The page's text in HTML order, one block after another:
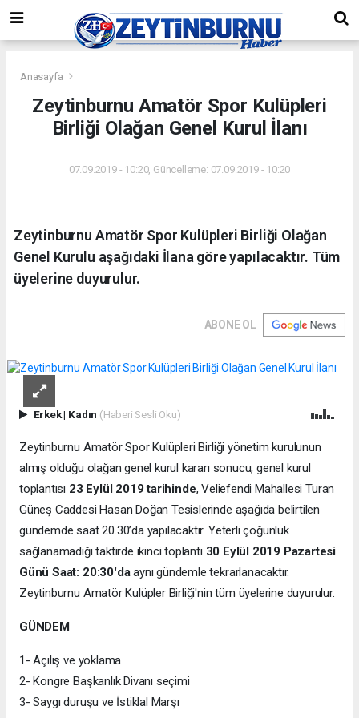
Anasayfa
Zeytinburnu Amatör Spor Kulüpleri
Birliği Olağan Genel Kurul İlanı
07.09.2019 - 10:20, Güncelleme: 07.09.2019 - 10:20
Zeytinburnu Amatör Spor Kulüpleri Birliği Olağan
Genel Kurulu aşağıdaki İlana göre yapılacaktır. Tüm
üyelerine duyurulur.
ABONE OL
Erkek| Kadın (Haberi Sesli Oku)
Zeytinburnu Amatör Spor Kulüpleri Birliği yönetim kurulunun
almış olduğu olağan genel kurul kararı sonucu, genel kurul
toplantısı 23 Eylül 2019 tarihinde, Veliefendi Mahallesi Turan
Güneş Caddesi Hasan Doğan Tesislerinde aşağıda belirtilen
gündemde saat 20.30’da yapılacaktır. Yeterli çoğunluk
sağlanamadığı taktirde ikinci toplantı 30 Eylül 2019 Pazartesi
Günü Saat: 20:30'daaynı gündemle tekrarlanacaktır.
Zeytinburnu Amatör Kulüpler Birliği'nin tüm üyelerine duyurulur.
GÜNDEM
1- Açılış ve yoklama
2- Kongre Başkanlık Divanı seçimi
3- Saygı duruşu ve İstiklal Marşı